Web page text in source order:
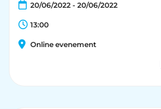
20/06/2022 - 20/06/2022
13:00
Online evenement